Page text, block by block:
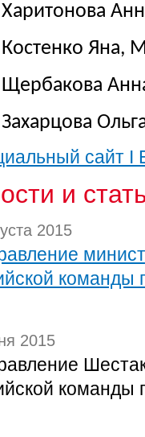
Харитонова
Костенко Яна,
Щербакова
Захарцова
сайт I
и
2015
команды
2015
команды